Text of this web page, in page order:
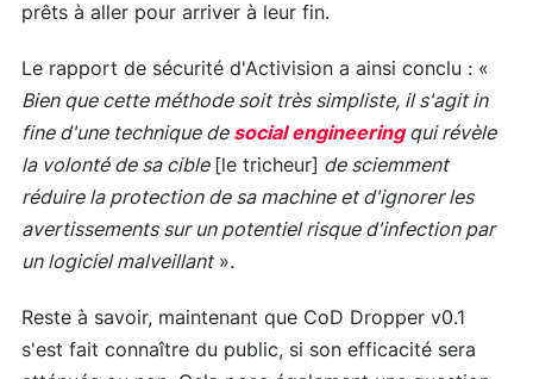
prêts à aller pour arriver à leur fin.
Le rapport de sécurité d'Activision a ainsi conclu : «
Bien que cette méthode soit très simpliste, il s'agit in
fine d'une technique de social engineeringqui révèle
la volonté de sa cible [le tricheur] de sciemment
réduire la protection de sa machine et d'ignorer les
avertissements sur un potentiel risque d'infection par
un logiciel malveillant».
Reste à savoir, maintenant que CoD Dropper v0.1
s'est fait connaître du public, si son efficacité sera